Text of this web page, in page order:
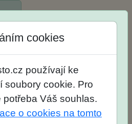
na
cookies
používají ke
soubory cookie. Pro
potřeba Váš souhlas.
o cookies na tomto